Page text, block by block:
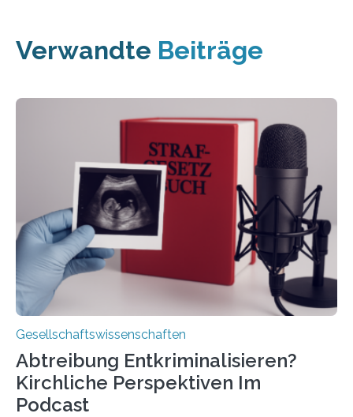
Verwandte Beiträge
Gesellschaftswissenschaften
Abtreibung Entkriminalisieren?
Kirchliche Perspektiven Im
Podcast